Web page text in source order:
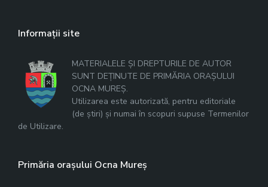
Informații site
MATERIALELE ȘI DREPTURILE DE AUTOR
SUNT DEȚINUTE DE PRIMĂRIA ORAȘULUI
OCNA MUREȘ.
Utilizarea este autorizată, pentru editoriale
(de știri) și numai în scopuri supuse Termenilor
de Utilizare.
Primăria orașului Ocna Mureș